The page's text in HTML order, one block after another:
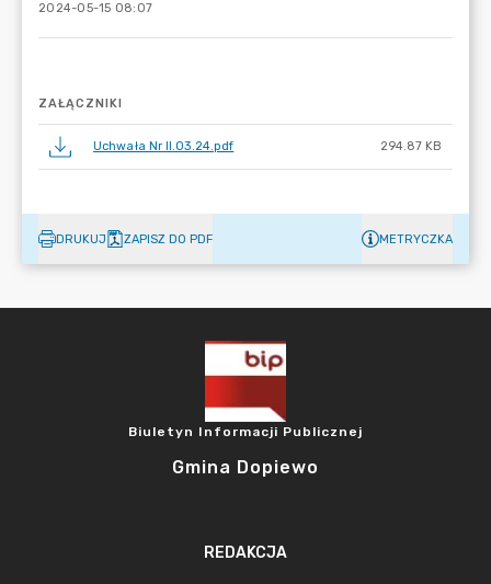
2024-05-15 08:07
ZAŁĄCZNIKI
Uchwała Nr II.03.24.pdf 294.87 KB
DRUKUJ ZAPISZ DO PDF METRYCZKA
Biuletyn Informacji Publicznej
Gmina Dopiewo
REDAKCJA